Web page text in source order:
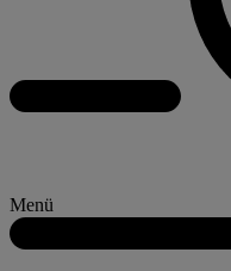
Menü